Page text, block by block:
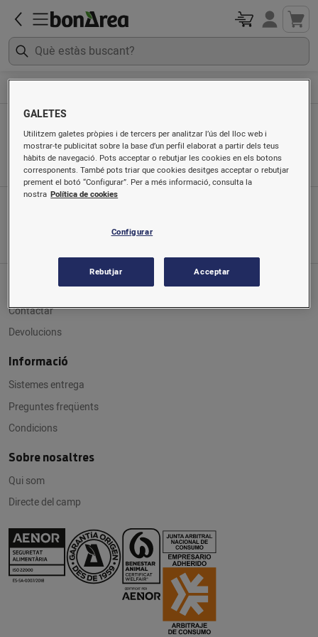
Masculina
Ordenat per
Servei al client
Contactar
Devolucions
Informació
Sistemes entrega
Preguntes freqüents
Condicions
Sobre nosaltres
Qui som
Directe del camp
GALETES
Utilitzem galetes pròpies i de tercers per analitzar l’ús del lloc web i
mostrar-te publicitat sobre la base d’un perfil elaborat a partir dels teus
hàbits de navegació. Pots acceptar o rebutjar les cookies en els botons
corresponents. També pots triar que cookies desitges acceptar o rebutjar
prement el botó “Configurar”. Per a més informació, consulta la
nostra Política de cookies
Configurar
Rebutjar Acceptar